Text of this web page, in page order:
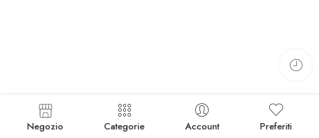
Negozio Categorie Account Preferiti